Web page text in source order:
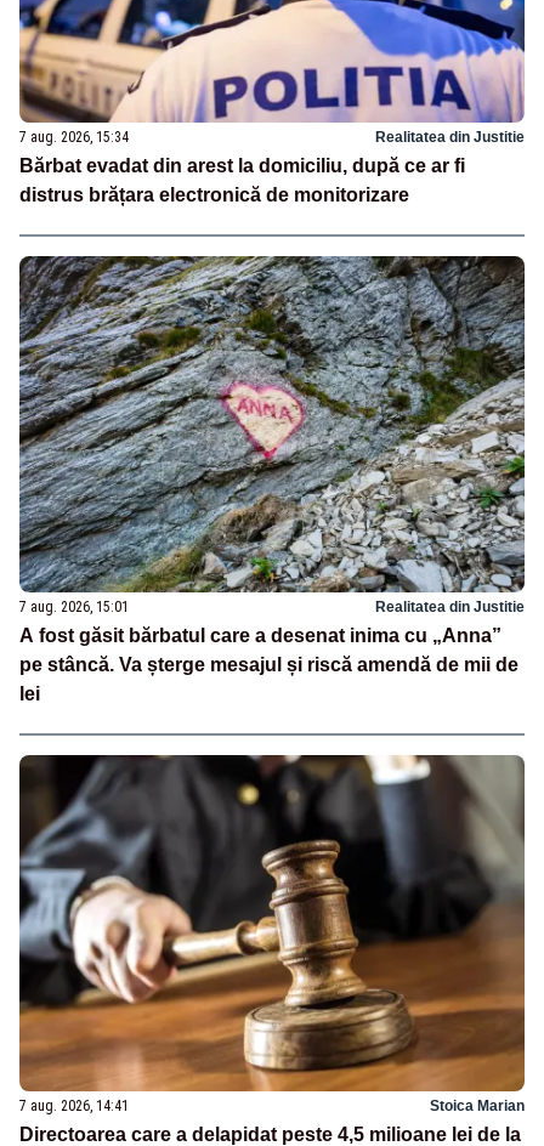
7 aug. 2026, 15:34 Realitatea din Justitie
Bărbat evadat din arest la domiciliu, după ce ar fi
distrus brățara electronică de monitorizare
7 aug. 2026, 15:01 Realitatea din Justitie
A fost găsit bărbatul care a desenat inima cu „Anna”
pe stâncă. Va șterge mesajul și riscă amendă de mii de
lei
7 aug. 2026, 14:41 Stoica Marian
Directoarea care a delapidat peste 4,5 milioane lei de la